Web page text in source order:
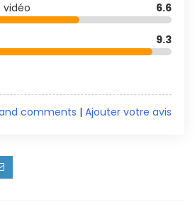
vidéo 6.6
9.3
Ajouter votre avis
|
comments